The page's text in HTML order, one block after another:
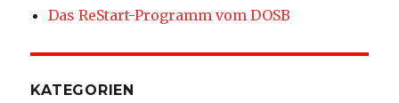
Das ReStart-Programm vom DOSB
KATEGORIEN